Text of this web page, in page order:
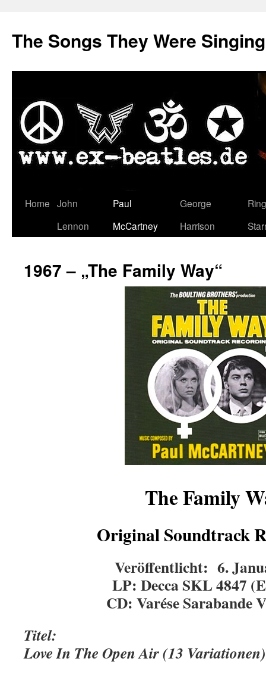
The Songs They Were
Zum
Home John
Lennon
Paul
McCartney
George
Harrison
1967 – „The Family Way“
The Family
Original Soundtrack
Veröffentlicht: 6.
LP: Decca SKL 4847
CD: Varése Sarabande
Titel:
Love In The Open Air (13 Variationen)